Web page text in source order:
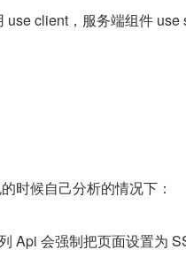
client，服务端组件 use
时候自己分析的情况下：
Api 会强制把页面设置为